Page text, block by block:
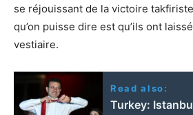
se réjouissant de la victoire
qu’on puisse dire est qu’ils ont
vestiaire.
Read also:
Turkey: